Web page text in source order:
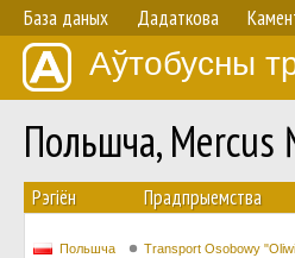
База даных Дадаткова
Аўтобусны
Польшча,
Рэгіён Прадпрыемства
Польшча Transport Osobowy